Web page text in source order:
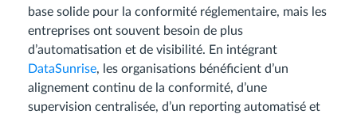
base solide pour la conformité réglementaire, mais les
entreprises ont souvent besoin de plus
d’automatisation et de visibilité. En intégrant
DataSunrise, les organisations bénéficient d’un
alignement continu de la conformité, d’une
supervision centralisée, d’un reporting automatisé et